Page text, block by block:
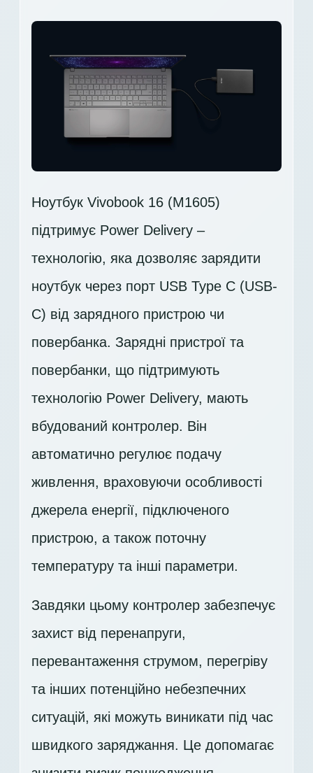
Ноутбук Vivobook 16 (M1605)
підтримує Power Delivery –
технологію, яка дозволяє зарядити
ноутбук через порт USB Type C (USB-
C) від зарядного пристрою чи
повербанка. Зарядні пристрої та
повербанки, що підтримують
технологію Power Delivery, мають
вбудований контролер. Він
автоматично регулює подачу
живлення, враховуючи особливості
джерела енергії, підключеного
пристрою, а також поточну
температуру та інші параметри.
Завдяки цьому контролер забезпечує
захист від перенапруги,
перевантаження струмом, перегріву
та інших потенційно небезпечних
ситуацій, які можуть виникати під час
швидкого заряджання. Це допомагає